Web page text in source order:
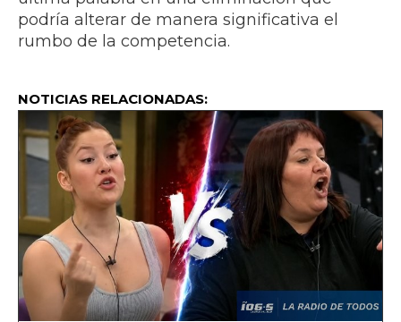
podría alterar de manera significativa el
rumbo de la competencia.
NOTICIAS RELACIONADAS: